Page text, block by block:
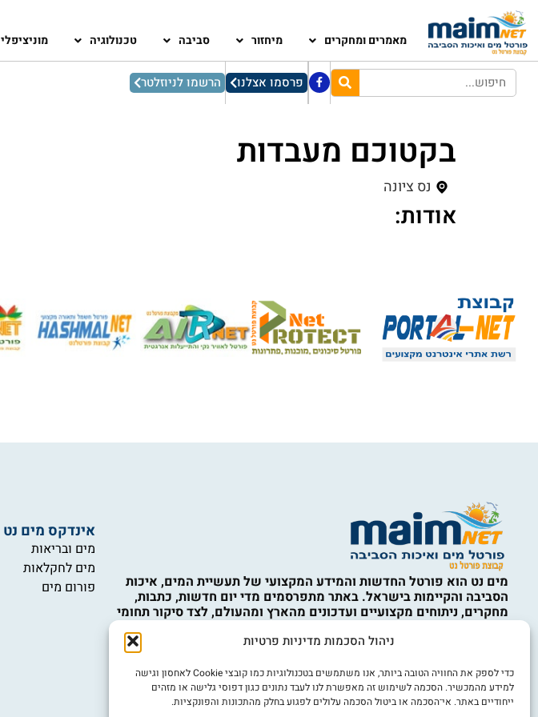
ניהול הסכמות מדיניות פרטיות
כדי לספק את החוויה הטובה ביותר, אנו משתמשים בטכנולוגיות כמו קובצי Cookie לאחסון וגישה
למידע מהמכשיר. הסכמה לשימוש זה מאפשרת לנו לעבד נתונים כגון דפוסי גלישה או מזהים
ייחודיים באתר. אי־הסכמה או ביטול הסכמה עלולים לפגוע בחלק מהתכונות והפונקציות.
מאמרים ומחקרים מיחזור סביבה טכנולוגיה מוניציפלי
פרסמו אצלנו הרשמו לניוזלטר
בקטוכם מעבדות
נס ציונה
אודות:
מים נט הוא פורטל החדשות והמידע המקצועי של תעשיית המים, איכות
הסביבה והקיימות בישראל. באתר מתפרסמים מדי יום חדשות, כתבות,
מחקרים, ניתוחים מקצועיים ועדכונים מהארץ ומהעולם, לצד סיקור תחומי
המים, ההתפלה, תשתיות מים וביוב, השבת קולחין, השקיה, איכות המים,
איכות הסביבה, מחזור, טיפול בפסולת, קיימות, כלכלה מעגלית, טכנולוגיות
מהווים ייעוץ מקצועי, הנדסי, סביבתי, משפטי או אחר. השימוש במידע
הוא באחריות המשתמש ובכפוף לתקנון האתר ולמדיניות הפרטיות.
אינדקס מים נט
מים ובריאות
מים לחקלאות
פורום מים